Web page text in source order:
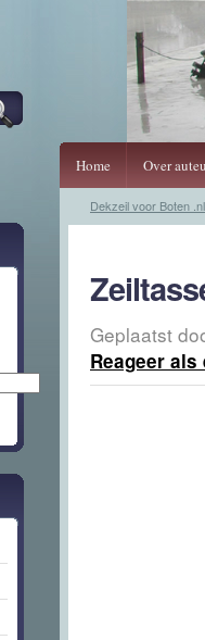
Home Over
Dekzeil voor Boten .nl
Geplaatst
Reageer